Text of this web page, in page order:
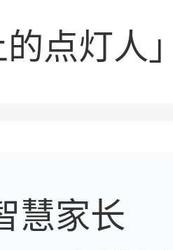
报考指南
慧家长